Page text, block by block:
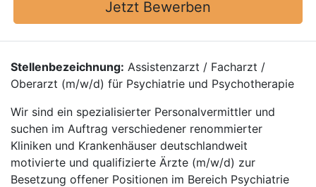
Jetzt Bewerben
Stellenbezeichnung: Assistenzarzt / Facharzt /
Oberarzt (m/w/d) für Psychiatrie und Psychotherapie
Wir sind ein spezialisierter Personalvermittler und
suchen im Auftrag verschiedener renommierter
Kliniken und Krankenhäuser deutschlandweit
motivierte und qualifizierte Ärzte (m/w/d) zur
Besetzung offener Positionen im Bereich Psychiatrie